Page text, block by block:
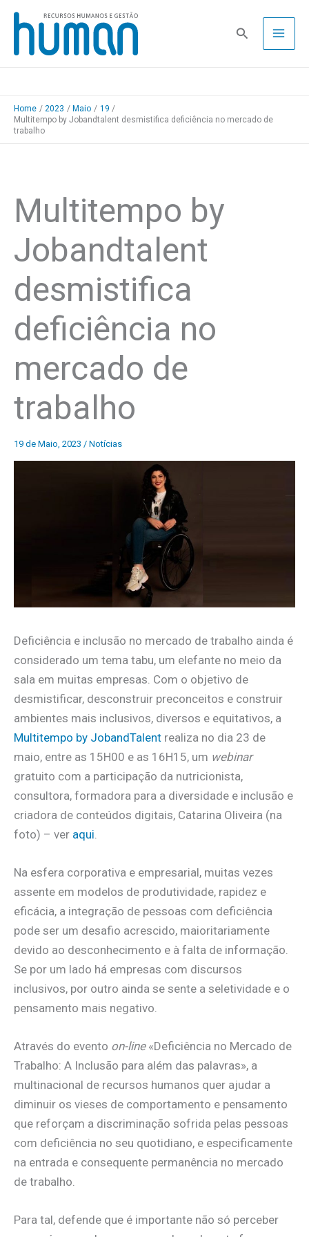
Skip
content
Pesquisa
Home 2023 Maio
19
Multitempo by Jobandtalent desmistifica deficiência no mercado de
trabalho
Multitempo by
Jobandtalent
desmistifica
deficiência no
mercado de
trabalho
19 de Maio, 2023 / Notícias
Deficiência e inclusão no mercado de trabalho ainda é
considerado um tema tabu, um elefante no meio da
sala em muitas empresas. Com o objetivo de
desmistificar, desconstruir preconceitos e construir
ambientes mais inclusivos, diversos e equitativos, a
Multitempo by JobandTalent realiza no dia 23 de
maio, entre as 15H00 e as 16H15, um webinar
gratuito com a participação da nutricionista,
consultora, formadora para a diversidade e inclusão e
criadora de conteúdos digitais, Catarina Oliveira (na
foto) – ver aqui
Na esfera corporativa e empresarial, muitas vezes
assente em modelos de produtividade, rapidez e
eficácia, a integração de pessoas com deficiência
pode ser um desafio acrescido, maioritariamente
devido ao desconhecimento e à falta de informação.
Se por um lado há empresas com discursos
inclusivos, por outro ainda se sente a seletividade e o
pensamento mais negativo.
Através do evento on-line«Deficiência no Mercado de
Trabalho: A Inclusão para além das palavras», a
multinacional de recursos humanos quer ajudar a
diminuir os vieses de comportamento e pensamento
que reforçam a discriminação sofrida pelas pessoas
com deficiência no seu quotidiano, e especificamente
na entrada e consequente permanência no mercado
de trabalho.
Para tal, defende que é importante não só perceber